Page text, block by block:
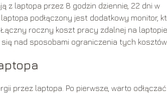
z laptopa przez 8 godzin dziennie, 22 dni w
podłączony jest dodatkowy monitor,
Łączny roczny koszt pracy zdalnej na laptopie
nad sposobami ograniczenia tych kosztów.
przez laptopa. Po pierwsze, warto odłączać